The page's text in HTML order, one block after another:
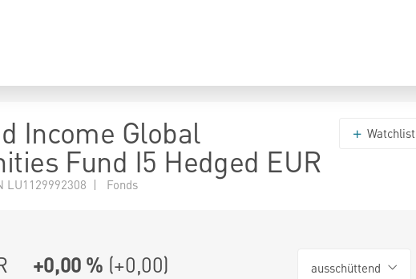
Income Global
Fund I5 Hedged EUR
LU1129992308 | Fonds
Watchlist
+0,00 % (+0,00) ausschüttend